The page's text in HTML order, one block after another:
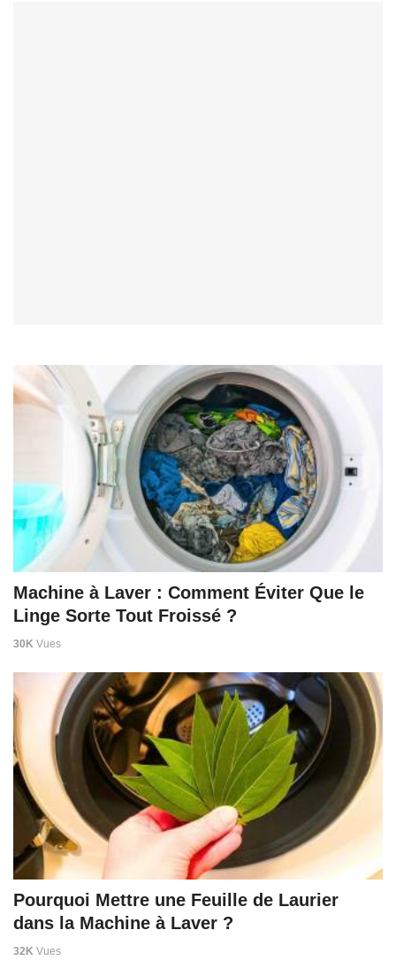
Machine à Laver : Comment Éviter Que le
Linge Sorte Tout Froissé ?
30K Vues
Pourquoi Mettre une Feuille de Laurier
dans la Machine à Laver ?
32K Vues